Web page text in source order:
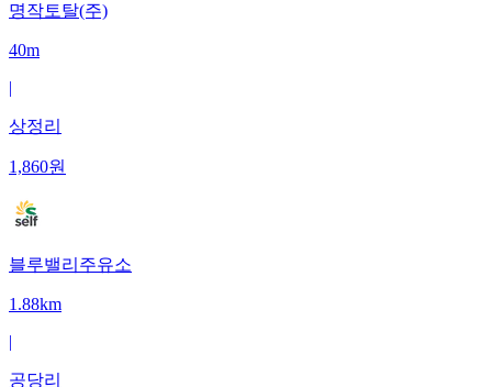
명작토탈(주)
40m
|
상정리
1,860원
블루밸리주유소
1.88km
|
공당리